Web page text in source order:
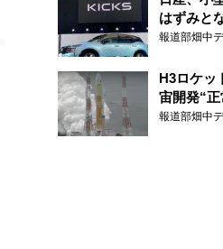
はずみと
報道部畑中
H3ロケ
宙開発“
報道部畑中